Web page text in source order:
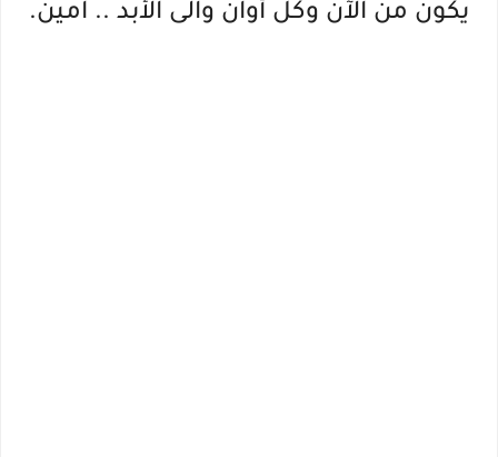
يكون من الآن وكل أوان والى الأبد .. امين.